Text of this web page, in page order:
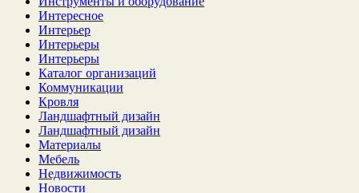
Интересное
Интерьер
Интерьеры
Интерьеры
Каталог организаций
Коммуникации
Кровля
Ландшафтный дизайн
Ландшафтный дизайн
Материалы
Мебель
Недвижимость
Новости